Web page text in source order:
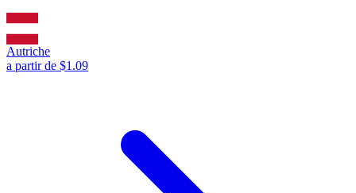
Autriche
a partir de $1.09